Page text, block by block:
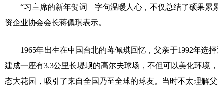
“习主席的新年贺词，字句温暖人心，不仅总结了硕果累
资企业协会会长蒋佩琪表示。
1965年出生在中国台北的蒋佩琪回忆，父亲于1992年选择
建成一座有3.3公里长堤坝的高尔夫球场，不但可以美化环境
态大花园，吸引了来自全国乃至全球的球友。当时不太理解